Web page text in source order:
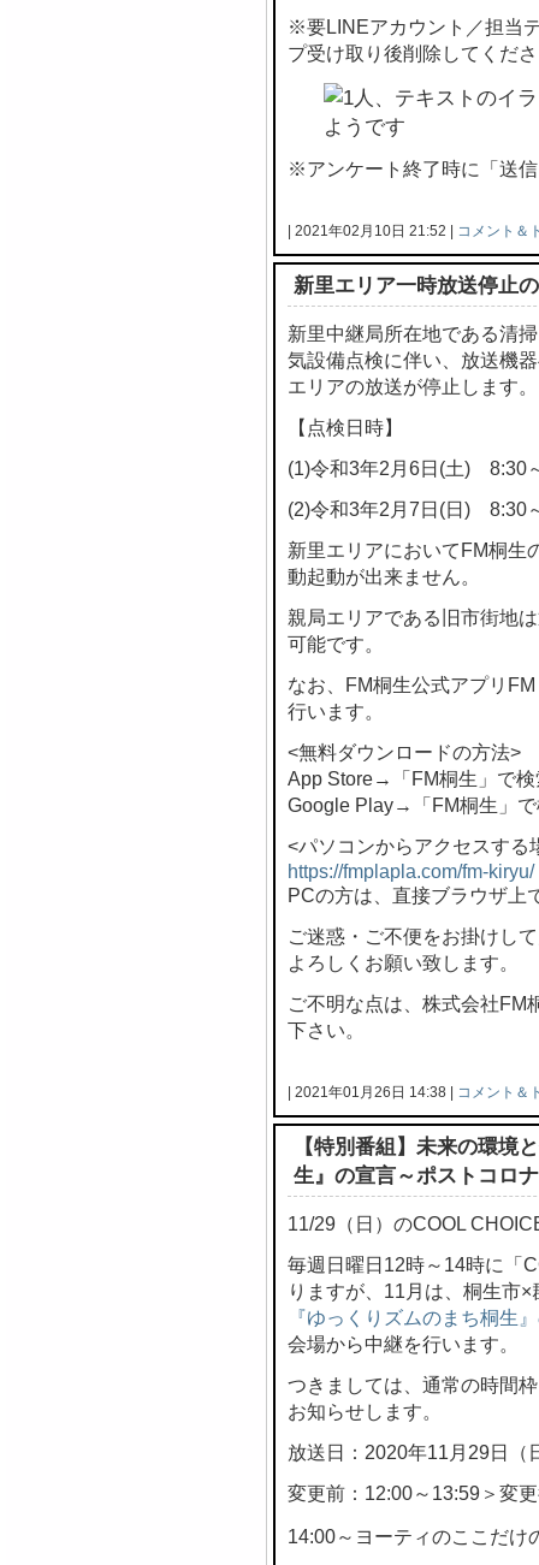
※要LINEアカウント／担当
プ受け取り後削除してくだ
※アンケート終了時に「送
| 2021年02月10日 21:52 | コメント＆
新里エリア一時放送停止
新里中継局所在地である清
気設備点検に伴い、放送機
エリアの放送が停止します。
【点検日時】
(1)令和3年2月6日(土) 8:30
(2)令和3年2月7日(日) 8:30
新里エリアにおいてFM桐生
動起動が出来ません。
親局エリアである旧市街地
可能です。
なお、FM桐生公式アプリ
行います。
<無料ダウンロードの方法>
App Store→「FM桐生」で検
Google Play→「FM桐生」
<パソコンからアクセスする
https://fmplapla.com/fm-kiryu/
PCの方は、直接ブラウザ上
ご迷惑・ご不便をお掛けし
よろしくお願い致します。
ご不明な点は、株式会社FM
下さい。
| 2021年01月26日 14:38 | コメント＆
【特別番組】未来の環境
生』の宣言～ポストコロ
11/29（日）のCOOL
毎週日曜日12時～14時に「
りますが、11月は、桐生市
『ゆっくりズムのまち桐生
会場から中継を行います。
つきましては、通常の時間
お知らせします。
放送日：2020年11月29日（
変更前：12:00～13:59＞変
14:00～ヨーティのここだけ